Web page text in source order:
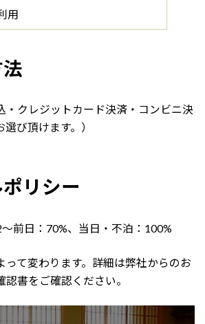
用
・クレジットカード決済・コンビニ決
び頂けます。）
リシー
前日：70%、当日・不泊：100%
て変わります。詳細は弊社からのお
書をご確認ください。